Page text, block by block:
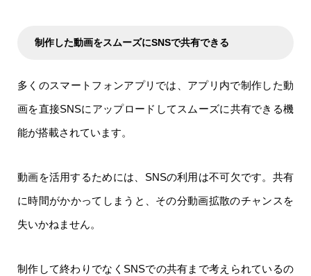
制作した動画をスムーズにSNSで共有できる
多くのスマートフォンアプリでは、アプリ内で制作した動
画を直接SNSにアップロードしてスムーズに共有できる機
能が搭載されています。
動画を活用するためには、SNSの利用は不可欠です。共有
に時間がかかってしまうと、その分動画拡散のチャンスを
失いかねません。
制作して終わりでなくSNSでの共有まで考えられているの